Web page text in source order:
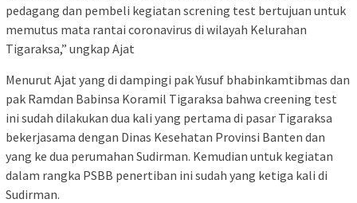
pedagang dan pembeli kegiatan screning test bertujuan untuk
memutus mata rantai coronavirus di wilayah Kelurahan
Tigaraksa,” ungkap Ajat
Menurut Ajat yang di dampingi pak Yusuf bhabinkamtibmas dan
pak Ramdan Babinsa Koramil Tigaraksa bahwa creening test
ini sudah dilakukan dua kali yang pertama di pasar Tigaraksa
bekerjasama dengan Dinas Kesehatan Provinsi Banten dan
yang ke dua perumahan Sudirman. Kemudian untuk kegiatan
dalam rangka PSBB penertiban ini sudah yang ketiga kali di
Sudirman.